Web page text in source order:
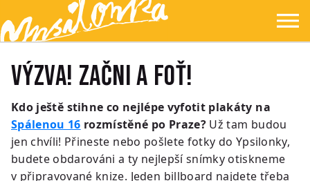
Přejít na hlavní obsah
Přejít na navigaci
Přejít na hledání
Ypsilonka ☰
VÝZVA! Začni a foť!
Kdo ještě stihne co nejlépe vyfotit plakáty na
Spálenou 16 rozmístěné po Praze?Už tam budou
jen chvíli! Přineste nebo pošlete fotky do Ypsilonky,
budete obdarováni a ty nejlepší snímky otiskneme
v připravované knize. Jeden billboard najdete třeba